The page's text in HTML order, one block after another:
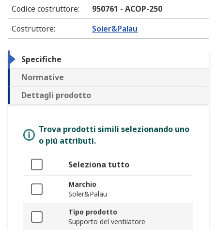
Codice costruttore:
950761 - ACOP-250
Costruttore: Soler&Palau
Specifiche
Normative
Dettagli prodotto
Trova prodotti simili selezionando uno
o più attributi.
Seleziona tutto
Marchio
Soler&Palau
Tipo prodotto
Supporto del ventilatore